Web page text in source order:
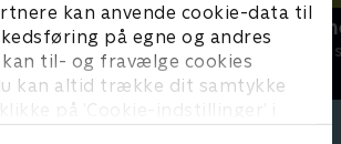
kan anvende cookie-data til
på egne og andres
til- og fravælge cookies
kan altid trække dit samtykke
på ’Cookie-indstillinger’ i
Little
Børneserier • 2